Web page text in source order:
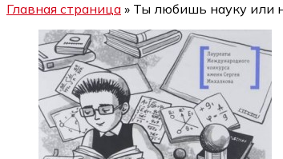
Главная страница » Ты любишь науку или